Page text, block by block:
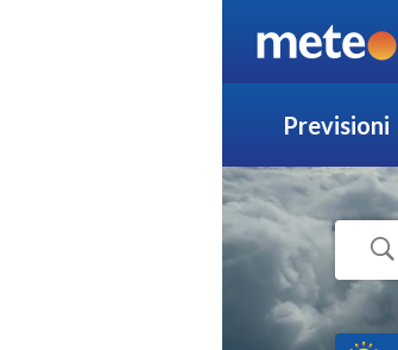
Previsioni